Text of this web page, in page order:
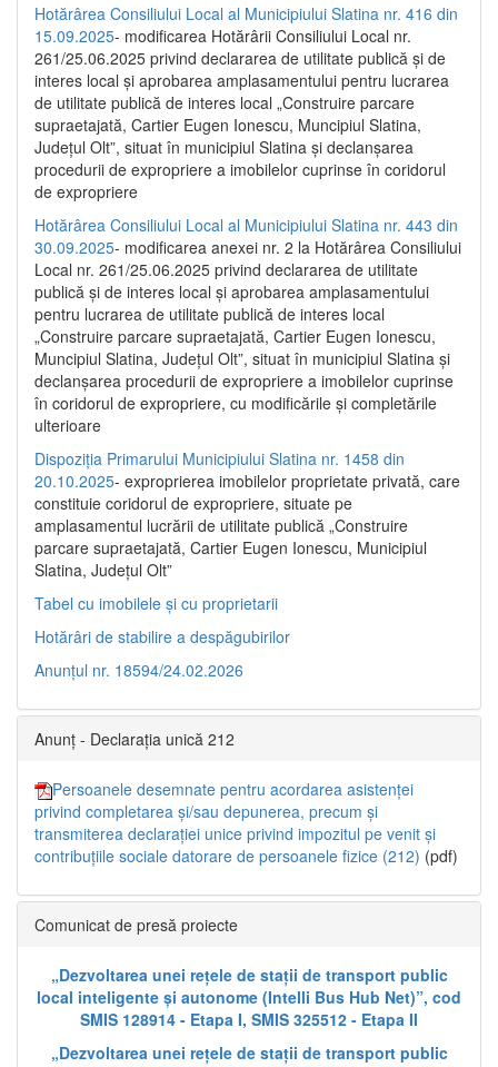
Hotărârea Consiliului Local al Municipiului Slatina nr. 416 din
15.09.2025- modificarea Hotărârii Consiliului Local nr.
261/25.06.2025 privind declararea de utilitate publică și de
interes local și aprobarea amplasamentului pentru lucrarea
de utilitate publică de interes local „Construire parcare
supraetajată, Cartier Eugen Ionescu, Muncipiul Slatina,
Județul Olt”, situat în municipiul Slatina și declanșarea
procedurii de expropriere a imobilelor cuprinse în coridorul
de expropriere
Hotărârea Consiliului Local al Municipiului Slatina nr. 443 din
30.09.2025- modificarea anexei nr. 2 la Hotărârea Consiliului
Local nr. 261/25.06.2025 privind declararea de utilitate
publică şi de interes local şi aprobarea amplasamentului
pentru lucrarea de utilitate publică de interes local
„Construire parcare supraetajată, Cartier Eugen Ionescu,
Muncipiul Slatina, Judeţul Olt”, situat în municipiul Slatina şi
declanşarea procedurii de expropriere a imobilelor cuprinse
în coridorul de expropriere, cu modificările şi completările
ulterioare
Dispoziția Primarului Municipiului Slatina nr. 1458 din
20.10.2025- exproprierea imobilelor proprietate privată, care
constituie coridorul de expropriere, situate pe
amplasamentul lucrării de utilitate publică „Construire
parcare supraetajată, Cartier Eugen Ionescu, Municipiul
Slatina, Județul Olt”
Tabel cu imobilele și cu proprietarii
Hotărâri de stabilire a despăgubirilor
Anunțul nr. 18594/24.02.2026
Anunț - Declarația unică 212
Persoanele desemnate pentru acordarea asistenței
privind completarea și/sau depunerea, precum și
transmiterea declarației unice privind impozitul pe venit și
contribuțiile sociale datorare de persoanele fizice (212) (pdf)
Comunicat de presă proiecte
„Dezvoltarea unei rețele de stații de transport public
local inteligente și autonome (Intelli Bus Hub Net)”, cod
SMIS 128914 - Etapa I, SMIS 325512 - Etapa II
„Dezvoltarea unei rețele de stații de transport public